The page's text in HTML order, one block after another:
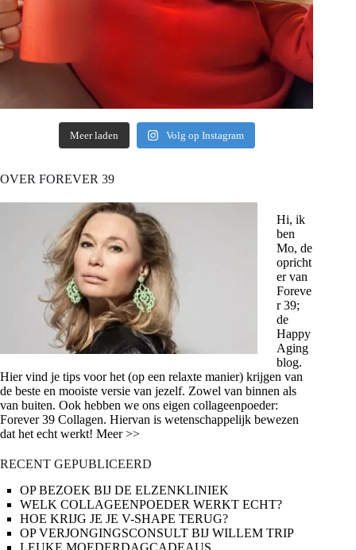
Meer laden Volg op Instagram
OVER FOREVER 39
Hi, ik
ben
Mo, de
opricht
er van
Foreve
r 39;
de
Happy
Aging
blog.
Hier vind je tips voor het (op een relaxte manier) krijgen van
de beste en mooiste versie van jezelf. Zowel van binnen als
van buiten. Ook hebben we ons eigen collageenpoeder:
Forever 39 Collagen. Hiervan is wetenschappelijk bewezen
dat het echt werkt! Meer >>
RECENT GEPUBLICEERD
OP BEZOEK BIJ DE ELZENKLINIEK
WELK COLLAGEENPOEDER WERKT ECHT?
HOE KRIJG JE JE V-SHAPE TERUG?
OP VERJONGINGSCONSULT BIJ WILLEM TRIP
LEUKE MOEDERDAGCADEAUS